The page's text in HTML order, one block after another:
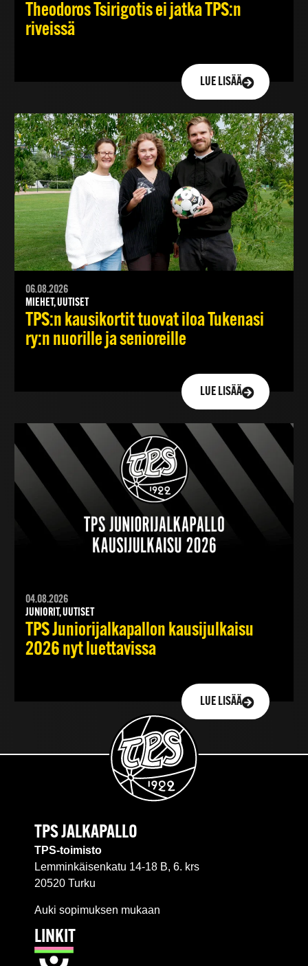
Theodoros Tsirigotis ei jatka TPS:n
riveissä
LUE LISÄÄ
06.08.2026
MIEHET, UUTISET
TPS:n kausikortit tuovat iloa Tukenasi
ry:n nuorille ja senioreille
LUE LISÄÄ
04.08.2026
JUNIORIT, UUTISET
TPS Juniorijalkapallon kausijulkaisu
2026 nyt luettavissa
LUE LISÄÄ
TPS JALKAPALLO
TPS-toimisto
Lemminkäisenkatu 14-18 B, 6. krs
20520 Turku
Auki sopimuksen mukaan
LINKIT